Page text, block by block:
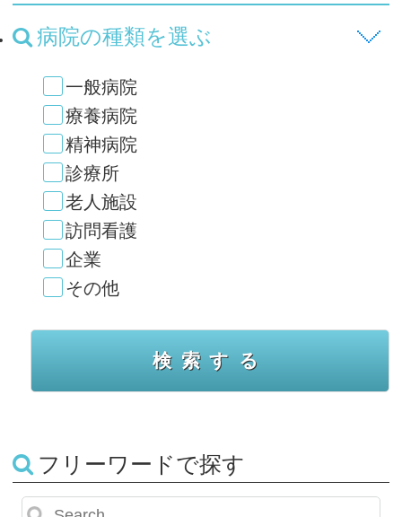
病院の種類を選ぶ
一般病院
療養病院
精神病院
診療所
老人施設
訪問看護
企業
その他
フリーワードで探す